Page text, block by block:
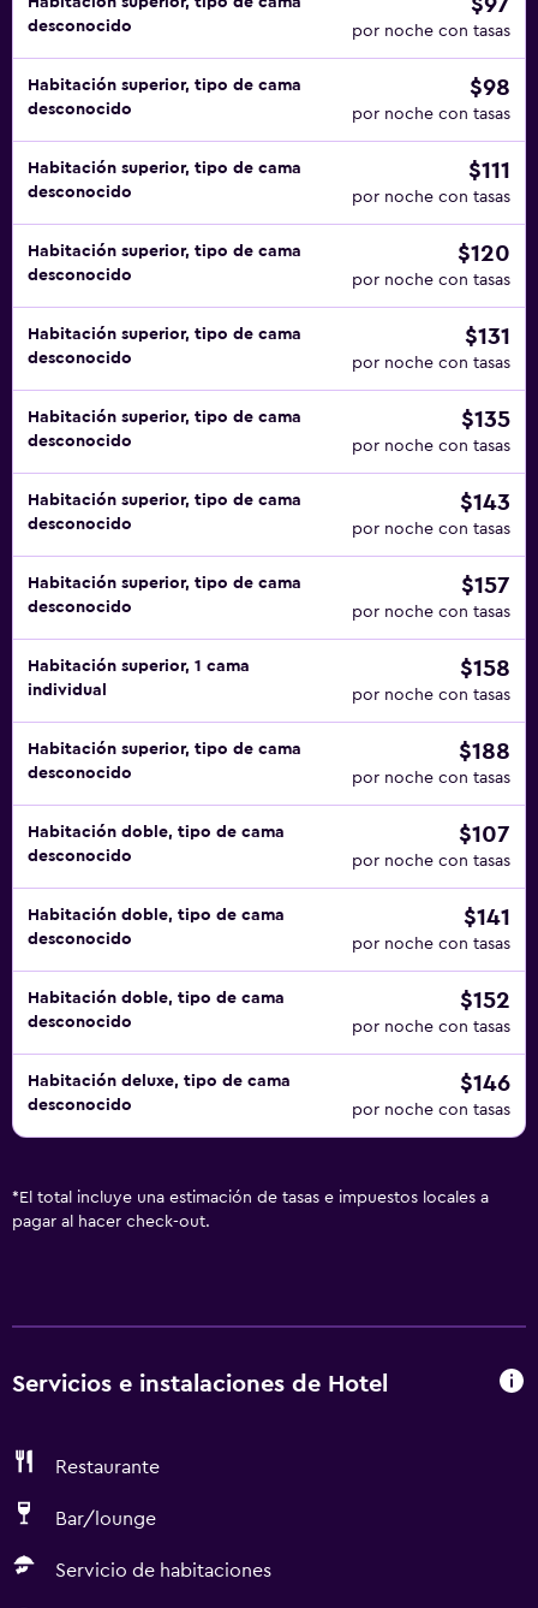
desconocido
$97
por noche con tasas
Habitación superior, tipo de cama
desconocido
$98
por noche con tasas
Habitación superior, tipo de cama
desconocido
$111
por noche con tasas
Habitación superior, tipo de cama
desconocido
$120
por noche con tasas
Habitación superior, tipo de cama
desconocido
$131
por noche con tasas
Habitación superior, tipo de cama
desconocido
$135
por noche con tasas
Habitación superior, tipo de cama
desconocido
$143
por noche con tasas
Habitación superior, tipo de cama
desconocido
$157
por noche con tasas
Habitación superior, 1 cama
individual
$158
por noche con tasas
Habitación superior, tipo de cama
desconocido
$188
por noche con tasas
Habitación doble, tipo de cama
desconocido
$107
por noche con tasas
Habitación doble, tipo de cama
desconocido
$141
por noche con tasas
Habitación doble, tipo de cama
desconocido
$152
por noche con tasas
Habitación deluxe, tipo de cama
desconocido
$146
por noche con tasas
* El total incluye una estimación de tasas e impuestos locales a
pagar al hacer check-out.
Servicios e instalaciones de Hotel
Restaurante
Bar/lounge
Servicio de habitaciones